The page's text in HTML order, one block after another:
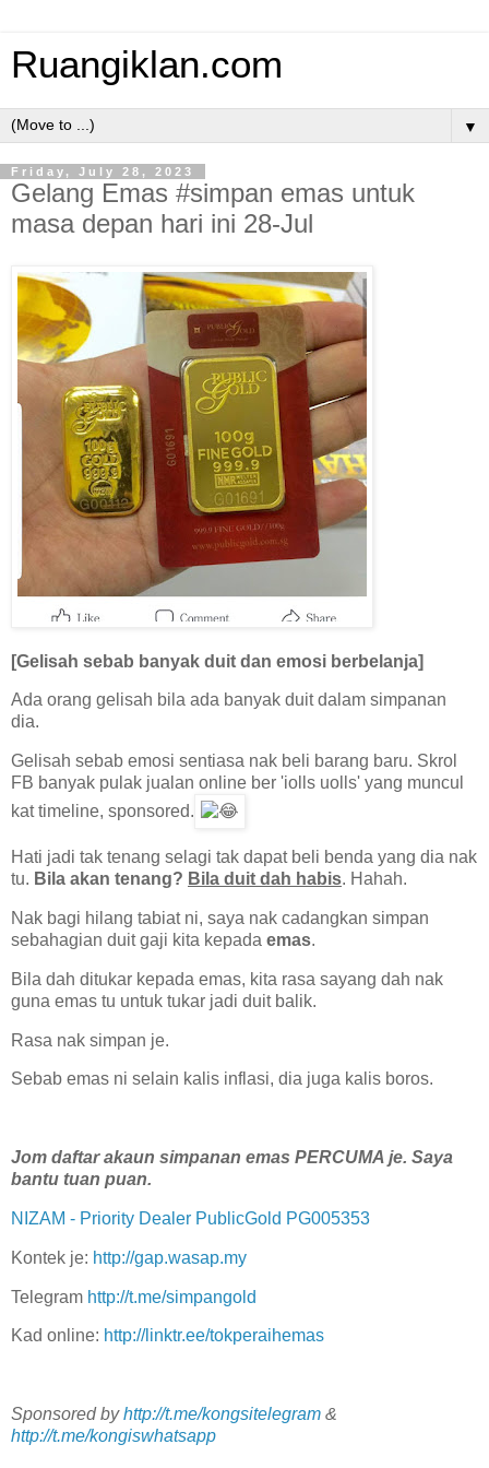
Ruangiklan.com
▼
Friday, July 28, 2023
Gelang Emas #simpan emas untuk
masa depan hari ini 28-Jul
[Gelisah sebab banyak duit dan emosi berbelanja]
Ada orang gelisah bila ada banyak duit dalam simpanan
dia.
Gelisah sebab emosi sentiasa nak beli barang baru. Skrol
FB banyak pulak jualan online ber 'iolls uolls' yang muncul
kat timeline, sponsored.
Hati jadi tak tenang selagi tak dapat beli benda yang dia nak
tu. Bila akan tenang? Bila duit dah habis. Hahah.
Nak bagi hilang tabiat ni, saya nak cadangkan simpan
sebahagian duit gaji kita kepada emas.
Bila dah ditukar kepada emas, kita rasa sayang dah nak
guna emas tu untuk tukar jadi duit balik.
Rasa nak simpan je.
Sebab emas ni selain kalis inflasi, dia juga kalis boros.
Jom daftar akaun simpanan emas PERCUMA je. Saya
bantu tuan puan.
NIZAM - Priority Dealer PublicGold PG005353
Kontek je: http://gap.wasap.my
Telegram http://t.me/simpangold
Kad online: http://linktr.ee/tokperaihemas
Sponsored byhttp://t.me/kongsitelegram &
http://t.me/kongiswhatsapp